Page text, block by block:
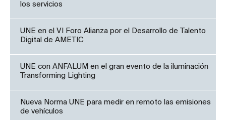
los servicios
UNE en el VI Foro Alianza por el Desarrollo de Talento
Digital de AMETIC
UNE con ANFALUM en el gran evento de la iluminación
Transforming Lighting
Nueva Norma UNE para medir en remoto las emisiones
de vehículos